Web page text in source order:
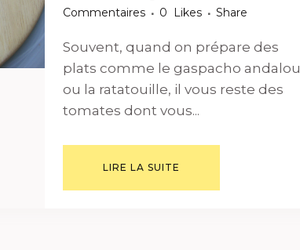
Commentaires
0 Likes Share
Souvent, quand on prépare des
plats comme le gaspacho andalou
ou la ratatouille, il vous reste des
tomates dont vous...
LIRE LA SUITE